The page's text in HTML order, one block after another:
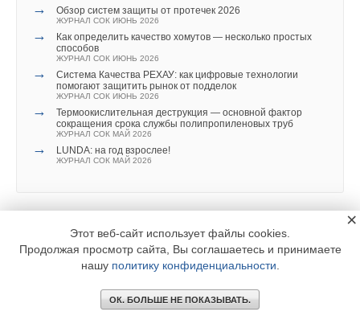
→ Обзор систем защиты от протечек 2026
ЖУРНАЛ СОК ИЮНЬ 2026
→
Как определить качество хомутов — несколько простых
способов
ЖУРНАЛ СОК ИЮНЬ 2026
→
Система Качества РЕХАУ: как цифровые технологии
помогают защитить рынок от подделок
ЖУРНАЛ СОК ИЮНЬ 2026
→
Термоокислительная деструкция — основной фактор
сокращения срока службы полипропиленовых труб
ЖУРНАЛ СОК МАЙ 2026
→ LUNDA: на год взрослее!
ЖУРНАЛ СОК МАЙ 2026
Уведомления отключены
Комментарии
Этот веб-сайт использует файлы cookies.
Продолжая просмотр сайта, Вы соглашаетесь и принимаете
нашу политику конфиденциальности
ОК. БОЛЬШЕ НЕ ПОКАЗЫВАТЬ.
×